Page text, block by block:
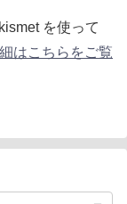
を使って
はこちらをご覧